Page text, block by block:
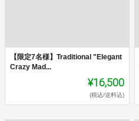
【限定7名様】Traditional "Elegant
Crazy Mad...
¥16,500
(税込/送料込)